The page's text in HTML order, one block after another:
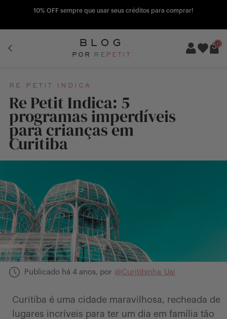
10% OFF sempre que usar seus créditos para comprar!
BLOG
POR RE PETIT
0
RE PETIT INDICA
Re Petit Indica: 5
programas imperdíveis
para crianças em
Curitiba
Publicado há 4 anos, por @Curitibinha_Uai
Curitiba é uma cidade maravilhosa, recheada de
lugares incríveis para ter um dia em família tão